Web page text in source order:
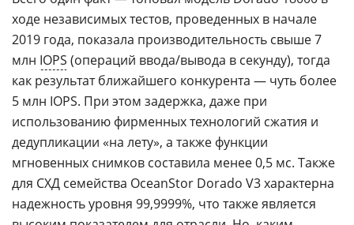
ходе независимых тестов, проведенных в начале
2019 года, показала производительность свыше 7
млн IOPS (операций ввода/вывода в секунду), тогда
как результат ближайшего конкурента — чуть более
5 млн IOPS. При этом задержка, даже при
использованию фирменных технологий сжатия и
дедупликации «на лету», а также функции
мгновенных снимков составила менее 0,5 мс. Также
для СХД семейства OceanStor Dorado V3 характерна
надежность уровня 99,9999%, что также является